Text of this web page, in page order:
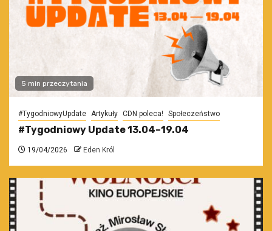
5 min przeczytania
#TygodniowyUpdate Artykuły CDN poleca! Społeczeństwo
#Tygodniowy Update 13.04–19.04
19/04/2026 Eden Król